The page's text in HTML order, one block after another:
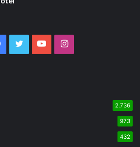
Facebook
TwitterYouTubeInstagram
2.736
973
432